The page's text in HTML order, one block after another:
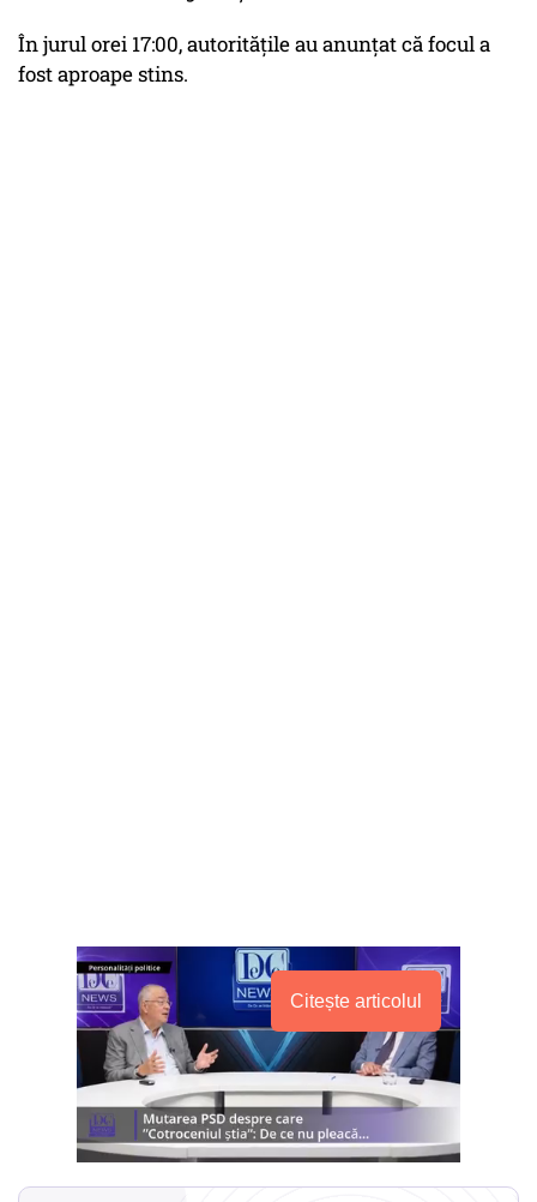
În jurul orei 17:00, autoritățile au anunțat că focul a
fost aproape stins.
Citește articolul